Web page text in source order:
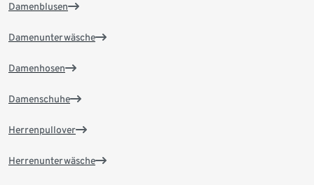
Damenblusen
Damenunterwäsche
Damenhosen
Damenschuhe
Herrenpullover
Herrenunterwäsche